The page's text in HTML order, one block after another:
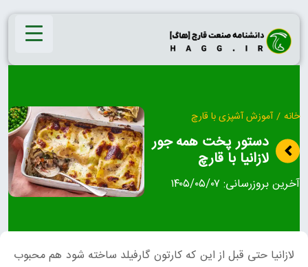
Skip
content
خانه / آموزش آشپزی با قارچ
دستور پخت همه جور
لازانیا با قارچ
آخرین بروزرسانی: ۱۴۰۵/۰۵/۰۷
لازانیا حتی قبل از این که کارتون گارفیلد ساخته شود هم محبوب